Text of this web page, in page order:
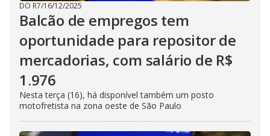
DO R7/16/12/2025
Balcão de empregos tem
oportunidade para repositor de
mercadorias, com salário de R$
1.976
Nesta terça (16), há disponível também um posto
motofretista na zona oeste de São Paulo